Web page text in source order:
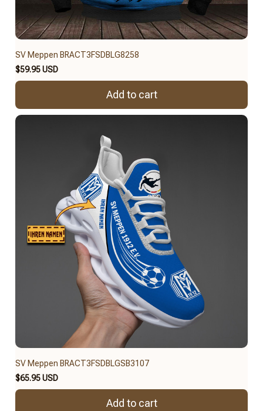
SV Meppen BRACT3FSDBLG8258
$59.95 USD
Add to cart
SV Meppen BRACT3FSDBLGSB3107
$65.95 USD
Add to cart